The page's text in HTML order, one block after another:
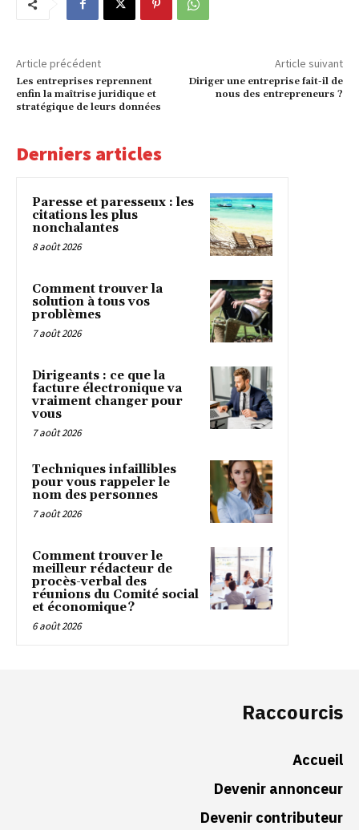
Article précédent
Les entreprises reprennent
enfin la maîtrise juridique et
stratégique de leurs données
Article suivant
Diriger une entreprise fait-il de
nous des entrepreneurs ?
Derniers articles
Paresse et paresseux : les
citations les plus
nonchalantes
8 août 2026
Comment trouver la
solution à tous vos
problèmes
7 août 2026
Dirigeants : ce que la
facture électronique va
vraiment changer pour
vous
7 août 2026
Techniques infaillibles
pour vous rappeler le
nom des personnes
7 août 2026
Comment trouver le
meilleur rédacteur de
procès-verbal des
réunions du Comité social
et économique ?
6 août 2026
Raccourcis
Accueil
Devenir annonceur
Devenir contributeur